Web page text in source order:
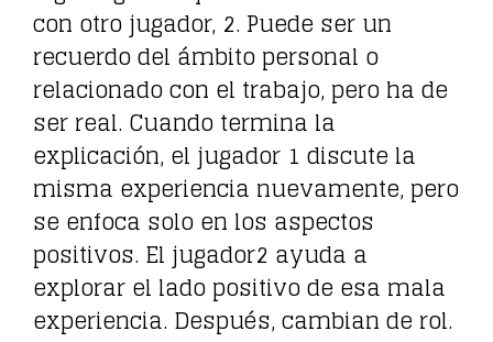
con otro jugador, 2. Puede ser un
recuerdo del ámbito personal o
relacionado con el trabajo, pero ha de
ser real. Cuando termina la
explicación, el jugador 1 discute la
misma experiencia nuevamente, pero
se enfoca solo en los aspectos
positivos. El jugador2 ayuda a
explorar el lado positivo de esa mala
experiencia. Después, cambian de rol.